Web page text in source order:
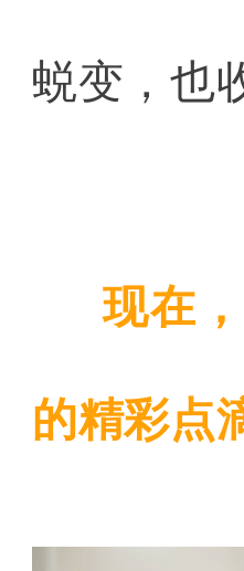
蜕变，也
现在
的精彩点